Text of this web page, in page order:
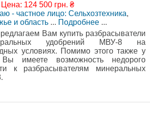
Цена: 124 500 грн. ₴
- частное лицо: Сельхозтехника,
и область ... Подробнее ...
Вам купить разбрасыватели
удобрений МВУ-8 на
условиях. Помимо этого также у
имеете возможность недорого
к разбрасывателям минеральных